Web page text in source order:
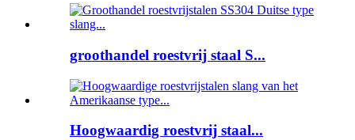
groothandel roestvrij staal S...
Hoogwaardig roestvrij staal...